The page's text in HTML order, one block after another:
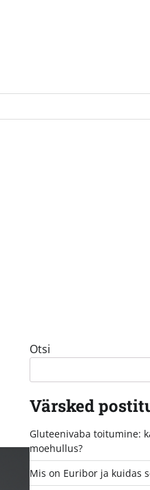
Otsi
Värsked
Gluteenivaba toitumine:
moehullus?
Mis on Euribor ja kuidas